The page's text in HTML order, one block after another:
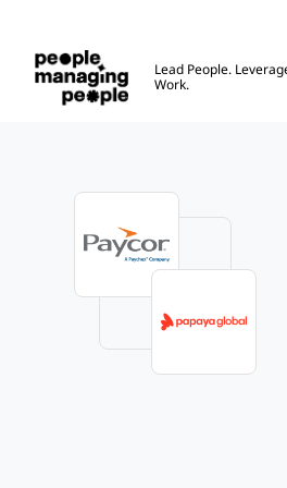
Lead People.
Work.